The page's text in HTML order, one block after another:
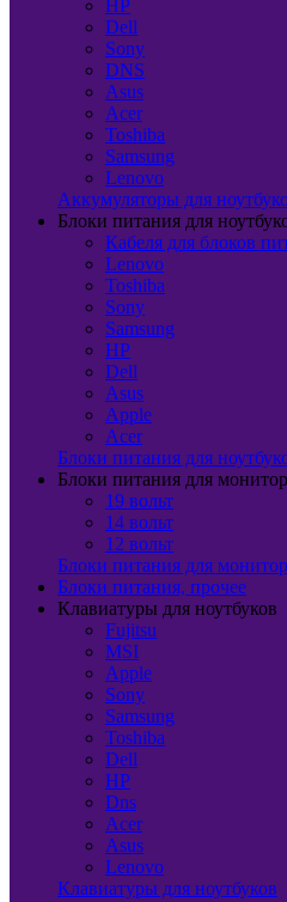
HP
Dell
Sony
DNS
Asus
Acer
Toshiba
Samsung
Lenovo
Аккумуляторы для
Блоки питания для
Кабеля для блоков
Lenovo
Toshiba
Sony
Samsung
HP
Dell
Asus
Apple
Acer
Блоки питания для
Блоки питания для
19 вольт
14 вольт
12 вольт
Блоки питания для
Блоки питания, прочее
Клавиатуры для ноутбуков
Fujitsu
MSI
Apple
Sony
Samsung
Toshiba
Dell
HP
Dns
Acer
Asus
Lenovo
Клавиатуры для ноутбуков